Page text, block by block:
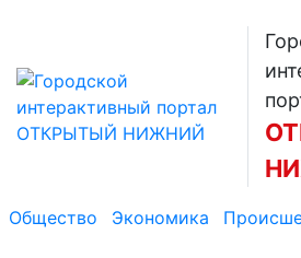
Общество Экономика